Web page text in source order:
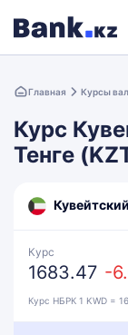
Главная Курсы
Курс
Тенге
Курс
1683.47 -
Курс НБРК 1 KWD =